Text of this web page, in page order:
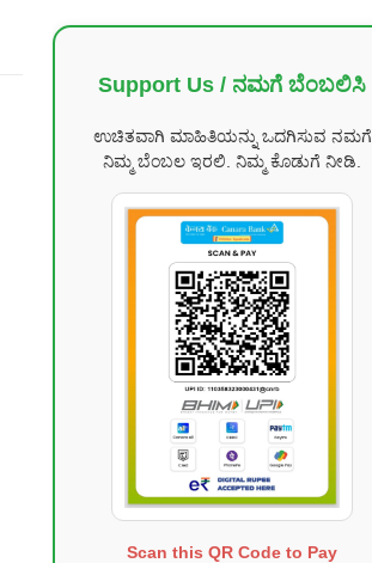
Support Us / ನಮಗೆ ಬೆಂಬಲಿಸಿ
ಉಚಿತವಾಗಿ ಮಾಹಿತಿಯನ್ನು ಒದಗಿಸುವ ನಮಗೆ
ನಿಮ್ಮ ಬೆಂಬಲ ಇರಲಿ. ನಿಮ್ಮ ಕೊಡುಗೆ ನೀಡಿ.
Scan this QR Code to Pay